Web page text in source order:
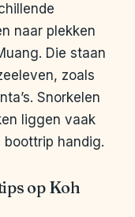
naar plekken
Die staan
zoals
Snorkelen
liggen vaak
handig.
op Koh